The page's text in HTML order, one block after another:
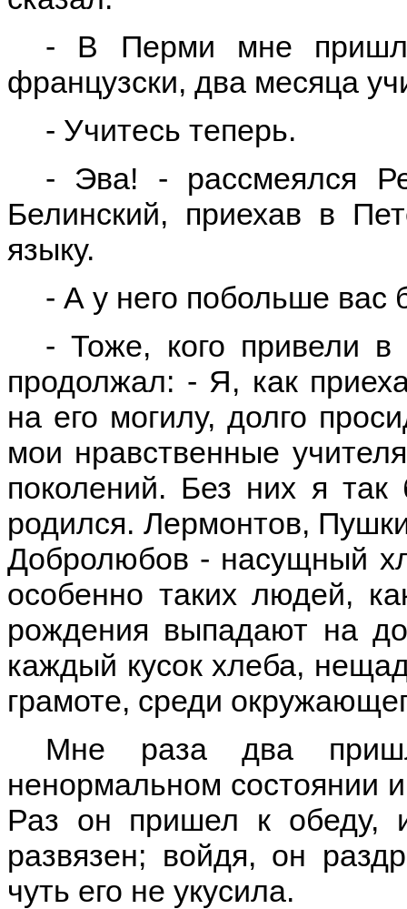
- В Перми мне
французски, два месяца
- Учитесь теперь.
- Эва! - рассмеялся
Белинский, приехав в
языку.
- А у него побольше вас
- Тоже, кого привели
продолжал: - Я, как
на его могилу, долго
мои нравственные
поколений. Без них я
родился. Лермонтов,
Добролюбов - насущный
особенно таких людей,
рождения выпадают на
каждый кусок хлеба,
грамоте, среди
Мне раза два
ненормальном состоянии
Раз он пришел к обеду,
развязен; войдя, он
чуть его не укусила.